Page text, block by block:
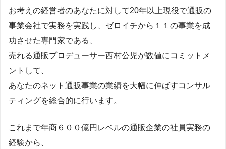
お考えの経営者のあなたに対して20年以上現役で通販の
事業会社で実務を実践し、ゼロイチから１１の事業を成
功させた専門家である、
売れる通販プロデューサー西村公児が数値にコミットメ
ントして、
あなたのネット通販事業の業績を大幅に伸ばすコンサル
ティングを総合的に行います。
これまで年商６００億円レベルの通販企業の社員実務の
経験から、